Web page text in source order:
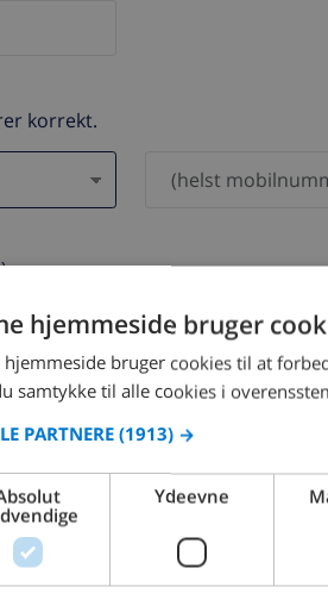
korrekt.
vil aldrig blive delt med andre.
august
hjemmeside bruger
hjemmeside bruger cookies til at
samtykke til alle cookies i
PARTNERE (1913) →
Ydeevne